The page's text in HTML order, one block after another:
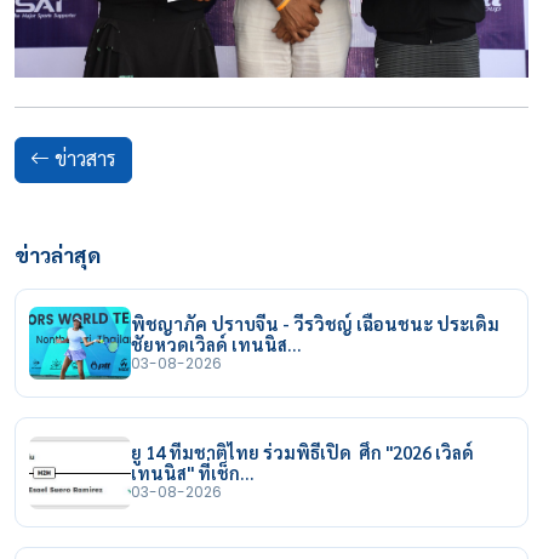
ข่าวสาร
ข่าวล่าสุด
พิชญาภัค ปราบจีน - วีรวิชญ์ เฉือนชนะ ประเดิม
ชัยหวดเวิลด์ เทนนิส…
03-08-2026
ยู 14 ทีมชาติไทย ร่วมพิธีเปิด ศึก "2026 เวิลด์
เทนนิส" ที่เช็ก…
03-08-2026